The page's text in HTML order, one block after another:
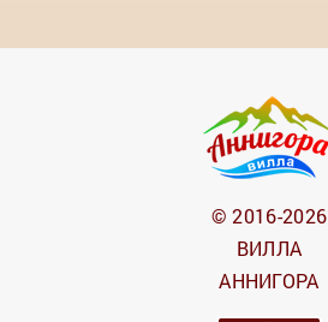
© 2016-2026
ВИЛЛА
АННИГОРА